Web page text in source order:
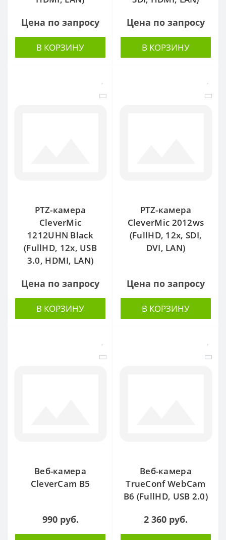
Цена по запросу
В КОРЗИНУ
Цена по запросу
В КОРЗИНУ
PTZ-камера
CleverMic
1212UHN Black
(FullHD, 12x, USB
3.0, HDMI, LAN)
Цена по запросу
В КОРЗИНУ
PTZ-камера
CleverMic 2012ws
(FullHD, 12x, SDI,
DVI, LAN)
Цена по запросу
В КОРЗИНУ
Веб-камера
CleverCam B5
990 руб.
Веб-камера
TrueConf WebCam
B6 (FullHD, USB 2.0)
2 360 руб.